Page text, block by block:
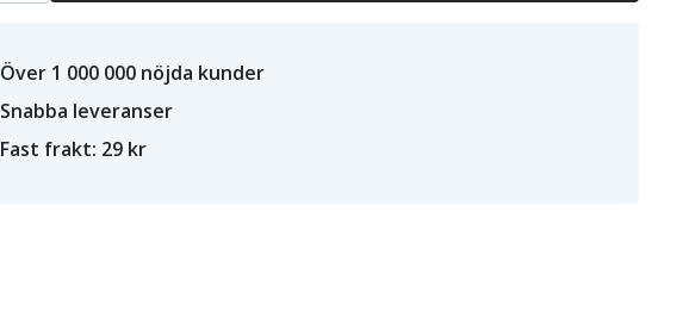
Över 1 000 000 nöjda kunder
Snabba leveranser
Fast frakt: 29 kr